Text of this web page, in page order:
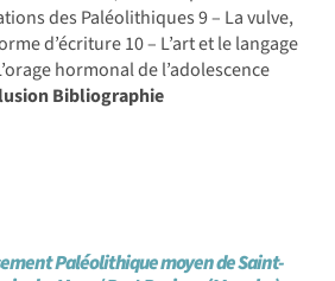
des Paléolithiques 9 – La vulve,
d’écriture 10 – L’art et le langage
hormonal de l’adolescence
Bibliographie
Paléolithique moyen de Saint-